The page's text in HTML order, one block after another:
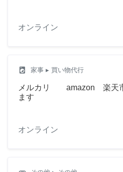
オンライン
local_laundry_service 家事 ▸ 買い物代行
メルカリ amazon 楽天
ます
オンライン